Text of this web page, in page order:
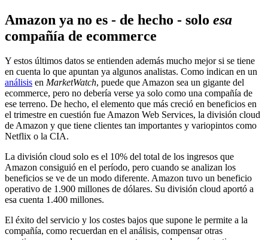
Amazon ya no es - de hecho - solo esa
compañía de ecommerce
Y estos últimos datos se entienden además mucho mejor si se tiene
en cuenta lo que apuntan ya algunos analistas. Como indican en un
análisis en MarketWatch, puede que Amazon sea un gigante del
ecommerce, pero no debería verse ya solo como una compañía de
ese terreno. De hecho, el elemento que más creció en beneficios en
el trimestre en cuestión fue Amazon Web Services, la división cloud
de Amazon y que tiene clientes tan importantes y variopintos como
Netflix o la CIA.
La división cloud solo es el 10% del total de los ingresos que
Amazon consiguió en el período, pero cuando se analizan los
beneficios se ve de un modo diferente. Amazon tuvo un beneficio
operativo de 1.900 millones de dólares. Su división cloud aportó a
esa cuenta 1.400 millones.
El éxito del servicio y los costes bajos que supone le permite a la
compañía, como recuerdan en el análisis, compensar otras